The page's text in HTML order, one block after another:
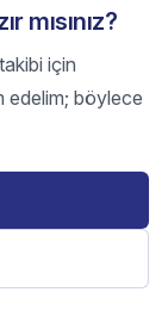
mısınız?
için
edelim; böylece